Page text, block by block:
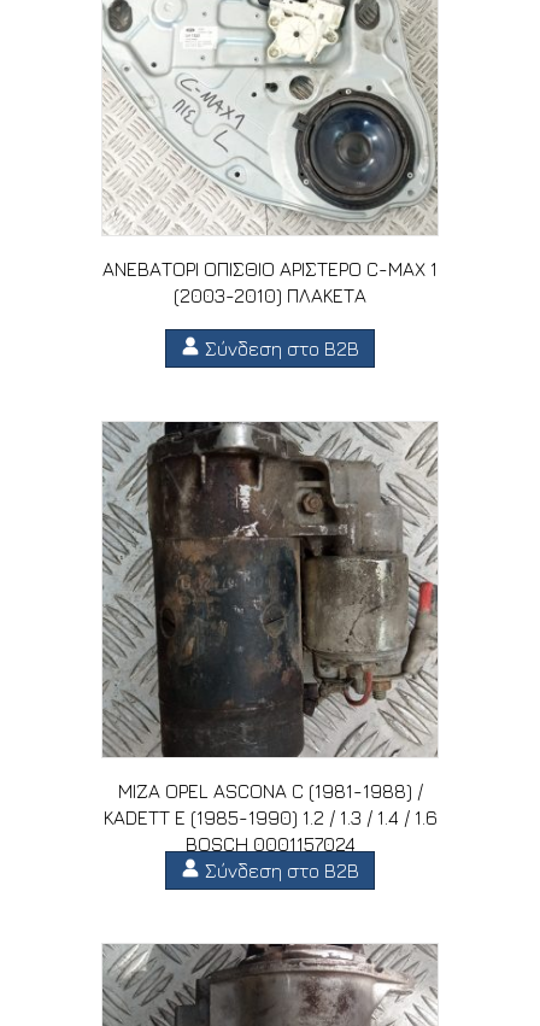
ΑΝΕΒΑΤΟΡΙ ΟΠΙΣΘΙΟ ΑΡΙΣΤΕΡΟ C-MAX 1
(2003-2010) ΠΛΑΚΕΤΑ
Σύνδεση στο B2B
ΜΙΖΑ OPEL ASCONA C (1981-1988) /
KADETT E (1985-1990) 1.2 / 1.3 / 1.4 / 1.6
BOSCH 0001157024
Σύνδεση στο B2B